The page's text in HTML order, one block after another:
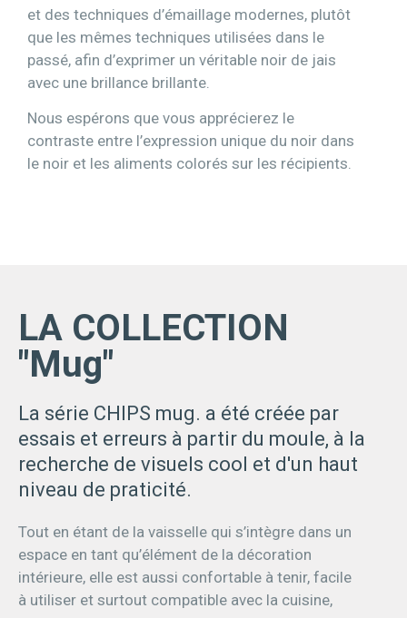
et des techniques d’émaillage modernes, plutôt
que les mêmes techniques utilisées dans le
passé, afin d’exprimer un véritable noir de jais
avec une brillance brillante.
Nous espérons que vous apprécierez le
contraste entre l’expression unique du noir dans
le noir et les aliments colorés sur les récipients.
LA COLLECTION
"Mug"
La série CHIPS mug. a été créée par
essais et erreurs à partir du moule, à la
recherche de visuels cool et d'un haut
niveau de praticité.
Tout en étant de la vaisselle qui s’intègre dans un
espace en tant qu’élément de la décoration
intérieure, elle est aussi confortable à tenir, facile
à utiliser et surtout compatible avec la cuisine,